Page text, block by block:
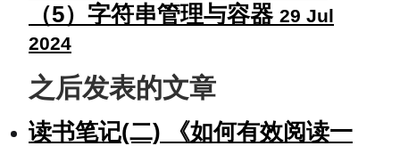
（5）字符串管理与容器 29 Jul
2024
之后发表的文章
读书笔记(二) 《如何有效阅读一